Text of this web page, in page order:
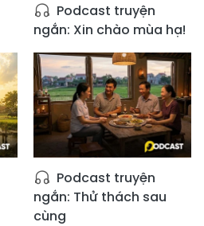
Podcast truyện
ngắn: Xin chào mùa hạ!
Podcast truyện
ngắn: Thử thách sau
cùng